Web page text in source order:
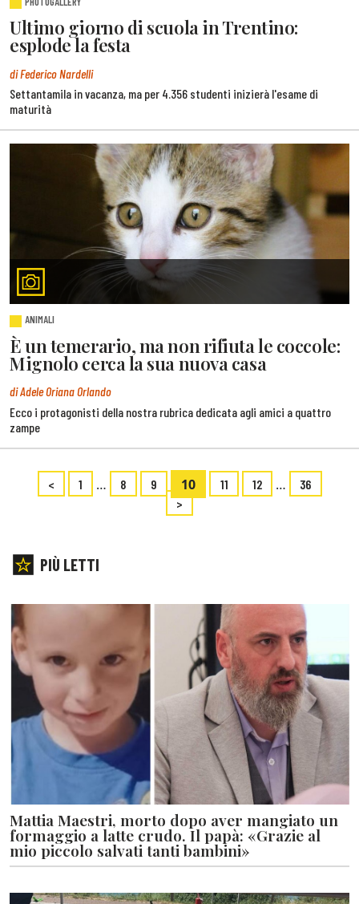
Ultimo giorno di scuola in Trentino:
esplode la festa
di Federico Nardelli
Settantamila in vacanza, ma per 4.356 studenti inizierà l'esame di
maturità
ANIMALI
È un temerario, ma non rifiuta le coccole:
Mignolo cerca la sua nuova casa
di Adele Oriana Orlando
Ecco i protagonisti della nostra rubrica dedicata agli amici a quattro
zampe
< 1 … 8 9 10 11 12 …
36
>
PIÙ LETTI
Mattia Maestri, morto dopo aver mangiato un
formaggio a latte crudo. Il papà: «Grazie al
mio piccolo salvati tanti bambini»